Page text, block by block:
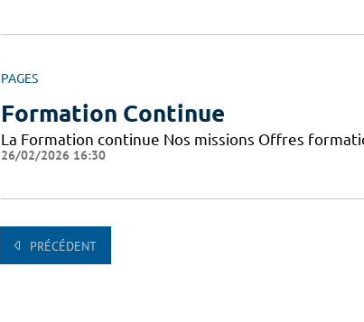
PAGES
Formation Continue
La Formation continue Nos missions Offres
26/02/2026 16:30
PRÉCÉDENT